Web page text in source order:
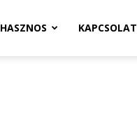
HASZNOS KAPCSOLAT